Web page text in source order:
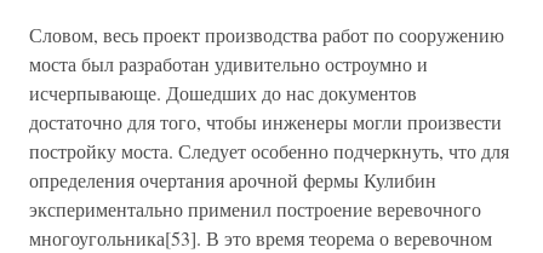
Словом, весь проект производства работ по сооружению
моста был разработан удивительно остроумно и
исчерпывающе. Дошедших до нас документов
достаточно для того, чтобы инженеры могли произвести
постройку моста. Следует особенно подчеркнуть, что для
определения очертания арочной фермы Кулибин
экспериментально применил построение веревочного
многоугольника[53]. В это время теорема о веревочном